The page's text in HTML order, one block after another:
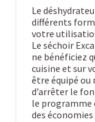
Le
différents
votre
Le séchoir
ne bénéficiez
cuisine et sur
être équipé ou
d’arrêter le
le programme
des économies